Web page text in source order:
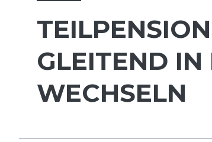
GLEITEND
WECHSELN